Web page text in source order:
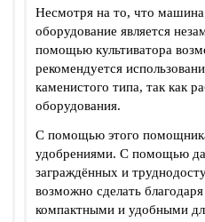
Несмотря на то, что
оборудование является
помощью культиватора
рекомендуется
каменистого типа, так как
оборудования.
С помощью этого
удобрениями. С помощью
заграждённых и
возможно сделать
компактными и удобными